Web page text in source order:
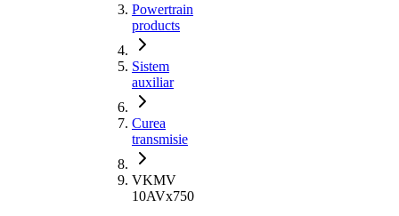
Powertrain
products
Sistem
auxiliar
Curea
transmisie
VKMV
10AVx750